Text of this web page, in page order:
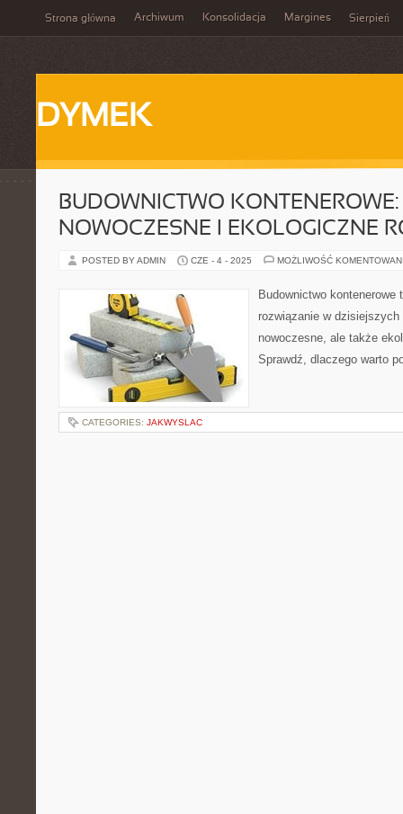
Strona główna Archiwum Konsolidacja Margines Sierpień
DYMEK
BUDOWNICTWO KONTENEROWE:
NOWOCZESNE I EKOLOGICZNE
POSTED BY ADMIN CZE - 4 - 2025 MOŻLIWOŚĆ
Budownictwo kontenerowe
rozwiązanie w
nowoczesne, ale także
Sprawdź, dlaczego warto
CATEGORIES: JAKWYSLAC